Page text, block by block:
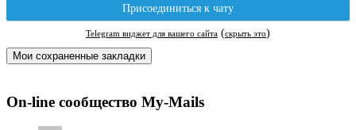
Мои сохраненные закладки
On-line сообщество My-Mails